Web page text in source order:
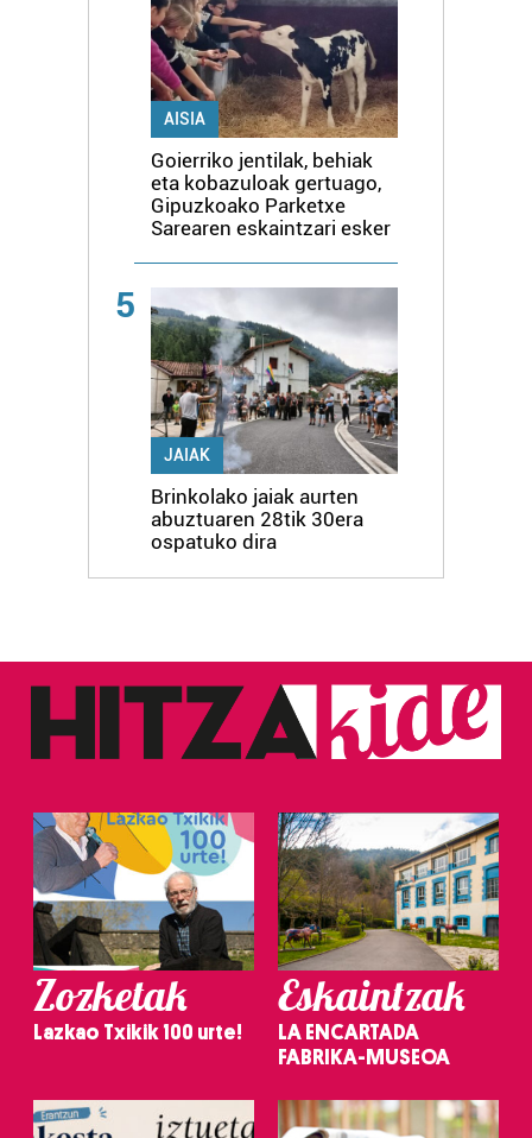
AISIA
Goierriko jentilak, behiak
eta kobazuloak gertuago,
Gipuzkoako Parketxe
Sarearen eskaintzari esker
5
JAIAK
Brinkolako jaiak aurten
abuztuaren 28tik 30era
ospatuko dira
Zozketak
Lazkao Txikik 100 urte!
Eskaintzak
LA ENCARTADA
FABRIKA-MUSEOA